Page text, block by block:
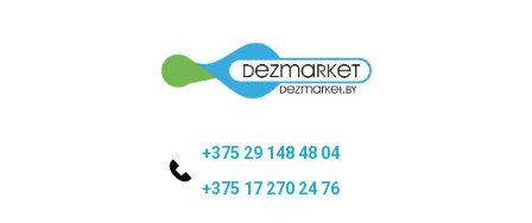
+375 29 148 48 04
+375 17 270 24 76